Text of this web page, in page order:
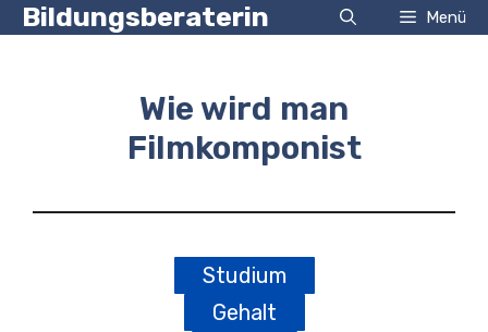
Zum
Inhalt
Bildungsberaterin Menü
Wie wird man
Filmkomponist
Studium
Gehalt